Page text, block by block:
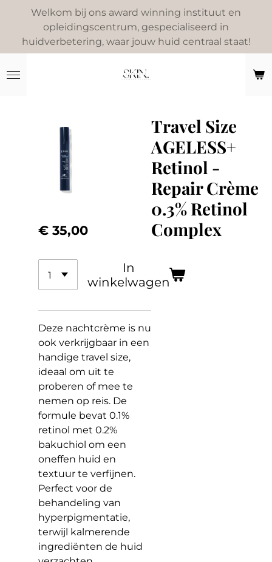
naar
de
hoofdinhoud
Welkom bij ons award winning instituut en
opleidingscentrum, gespecialiseerd in
huidverbetering, waar jouw huid centraal staat!
Travel Size
AGELESS+
Retinol -
Repair Crème
0.3% Retinol
Complex
€ 35,00
In
winkelwagen
Deze nachtcrème is nu
ook verkrijgbaar in een
handige travel size,
ideaal om uit te
proberen of mee te
nemen op reis. De
formule bevat 0.1%
retinol met 0.2%
bakuchiol om een
oneffen huid en
textuur te verfijnen.
Perfect voor de
behandeling van
hyperpigmentatie,
terwijl kalmerende
ingrediënten de huid